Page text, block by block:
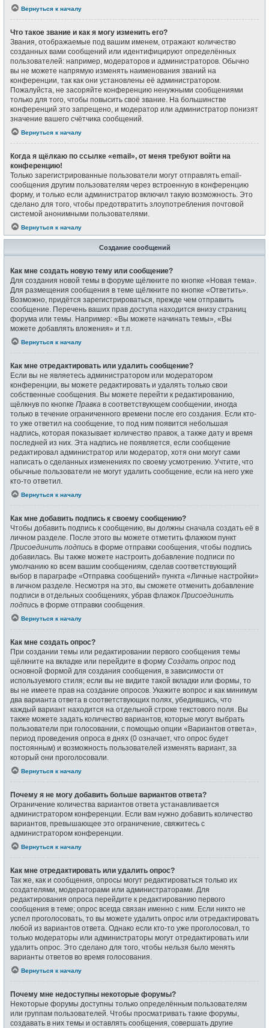
Вернуться к началу
Что такое звание и как я могу изменить его?
Звания, отображаемые под вашим именем, отражают количество
созданных вами сообщений или идентифицируют определённых
пользователей: например, модераторов и администраторов. Обычно
вы не можете напрямую изменять наименования званий на
конференции, так как они установлены её администратором.
Пожалуйста, не засоряйте конференцию ненужными сообщениями
только для того, чтобы повысить своё звание. На большинстве
конференций это запрещено, и модератор или администратор понизят
значение вашего счётчика сообщений.
Вернуться к началу
Когда я щёлкаю по ссылке «email», от меня требуют войти на
конференцию!
Только зарегистрированные пользователи могут отправлять email-
сообщения другим пользователям через встроенную в конференцию
форму, и только если администратор включил такую возможность. Это
сделано для того, чтобы предотвратить злоупотребления почтовой
системой анонимными пользователями.
Вернуться к началу
Создание сообщений
Как мне создать новую тему или сообщение?
Для создания новой темы в форуме щёлкните по кнопке «Новая тема».
Для размещения сообщения в теме щёлкните по кнопке «Ответить».
Возможно, придётся зарегистрироваться, прежде чем отправить
сообщение. Перечень ваших прав доступа находится внизу страниц
форума или темы. Например: «Вы можете начинать темы», «Вы
можете добавлять вложения» и т.п.
Вернуться к началу
Как мне отредактировать или удалить сообщение?
Если вы не являетесь администратором или модератором
конференции, вы можете редактировать и удалять только свои
собственные сообщения. Вы можете перейти к редактированию,
щёлкнув по кнопке Правка в соответствующем сообщении, иногда
только в течение ограниченного времени после его создания. Если кто-
то уже ответил на сообщение, то под ним появится небольшая
надпись, которая показывает количество правок, а также дату и время
последней из них. Эта надпись не появляется, если сообщение
редактировал администратор или модератор, хотя они могут сами
написать о сделанных изменениях по своему усмотрению. Учтите, что
обычные пользователи не могут удалить сообщение, если на него уже
кто-то ответил.
Вернуться к началу
Как мне добавить подпись к своему сообщению?
Чтобы добавить подпись к сообщению, вы должны сначала создать её в
личном разделе. После этого вы можете отметить флажком пункт
Присоединить подпись в форме отправки сообщения, чтобы подпись
добавилась. Вы также можете настроить добавление подписи по
умолчанию ко всем вашим сообщениям, сделав соответствующий
выбор в параграфе «Отправка сообщений» пункта «Личные настройки»
в личном разделе. Несмотря на это, вы сможете отменить добавление
подписи в отдельных сообщениях, убрав флажок Присоединить
подпись в форме отправки сообщения.
Вернуться к началу
Как мне создать опрос?
При создании темы или редактировании первого сообщения темы
щёлкните на вкладке или перейдите в форму Создать опрос под
основной формой для создания сообщения, в зависимости от
используемого стиля; если вы не видите такой вкладки или формы, то
вы не имеете прав на создание опросов. Укажите вопрос и как минимум
два варианта ответа в соответствующих полях, убедившись, что
каждый вариант находится на отдельной строке текстового поля. Вы
также можете задать количество вариантов, которые могут выбрать
пользователи при голосовании, с помощью опции «Вариантов ответа»,
период проведения опроса в днях (0 означает, что опрос будет
постоянным) и возможность пользователей изменять вариант, за
который они проголосовали.
Вернуться к началу
Почему я не могу добавить больше вариантов ответа?
Ограничение количества вариантов ответа устанавливается
администратором конференции. Если вам нужно добавить количество
вариантов, превышающее это ограничение, свяжитесь с
администратором конференции.
Вернуться к началу
Как мне отредактировать или удалить опрос?
Так же, как и сообщения, опросы могут редактироваться только их
создателями, модераторами или администраторами. Для
редактирования опроса перейдите к редактированию первого
сообщения в теме; опрос всегда связан именно с ним. Если никто не
успел проголосовать, то вы можете удалить опрос или отредактировать
любой из вариантов ответа. Однако если кто-то уже проголосовал, то
только модераторы или администраторы могут отредактировать или
удалить опрос. Это сделано для того, чтобы нельзя было менять
варианты ответов во время голосования.
Вернуться к началу
Почему мне недоступны некоторые форумы?
Некоторые форумы доступны только определённым пользователям
или группам пользователей. Чтобы просматривать такие форумы,
создавать в них темы и оставлять сообщения, совершать другие